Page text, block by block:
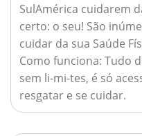
SulAmérica cuidarem
certo: o seu! São
cuidar da sua Saúde
Como funciona: Tudo
sem li-mi-tes, é só
resgatar e se cuidar.